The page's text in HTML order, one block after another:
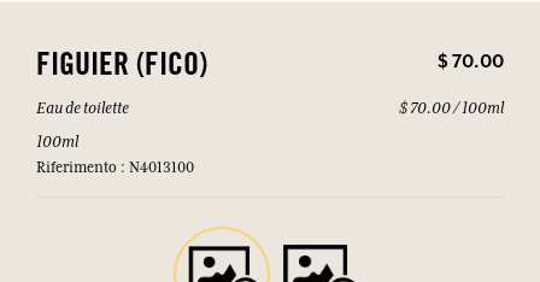
FIGUIER (FICO) $ 70.00
Eau de toilette
100ml
Riferimento : N4013100
$ 70.00 / 100ml